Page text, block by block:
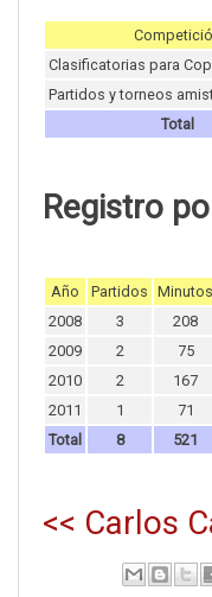
Clasificatorias para
Partidos y torneos
Total
Registro
Año Partidos Minutos
2008
3 208
2009
2 75
2010
2 167
2011
1 71
Total
8 521
<< Carlos